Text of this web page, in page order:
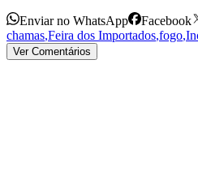
Enviar no WhatsApp Facebook
chamas,Feira dos Importados,fogo,
Ver Comentários